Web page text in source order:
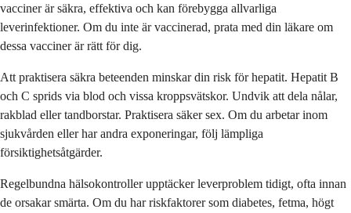
vacciner är säkra, effektiva och kan förebygga allvarliga
leverinfektioner. Om du inte är vaccinerad, prata med din läkare om
dessa vacciner är rätt för dig.
Att praktisera säkra beteenden minskar din risk för hepatit. Hepatit B
och C sprids via blod och vissa kroppsvätskor. Undvik att dela nålar,
rakblad eller tandborstar. Praktisera säker sex. Om du arbetar inom
sjukvården eller har andra exponeringar, följ lämpliga
försiktighetsåtgärder.
Regelbundna hälsokontroller upptäcker leverproblem tidigt, ofta innan
de orsakar smärta. Om du har riskfaktorer som diabetes, fetma, högt